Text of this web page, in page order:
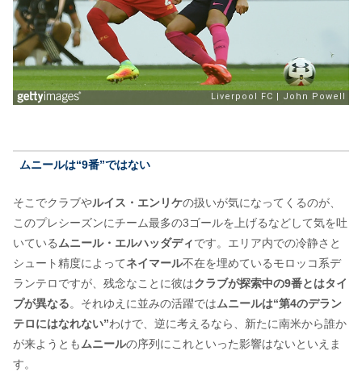
ムニールは“9番”ではない
そこでクラブやルイス・エンリケの扱いが気になってくるのが、
このプレシーズンにチーム最多の3ゴールを上げるなどして気を吐
いているムニール・エルハッダディです。エリア内での冷静さと
シュート精度によってネイマール不在を埋めているモロッコ系デ
ランテロですが、残念なことに彼はクラブが探索中の9番とはタイ
プが異なる。それゆえに並みの活躍ではムニールは“第4のデラン
テロにはなれない”わけで、逆に考えるなら、新たに南米から誰か
が来ようともムニールの序列にこれといった影響はないといえま
す。